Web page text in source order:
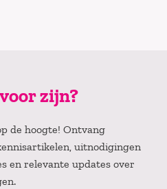
zijn?
de hoogte! Ontvang
uitnodigingen
en relevante updates over